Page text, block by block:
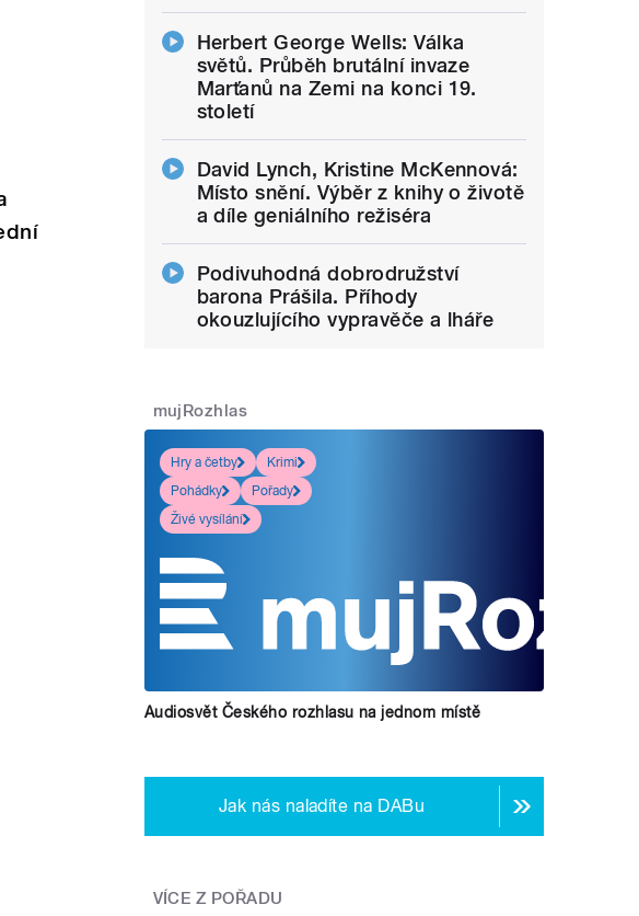
Herbert George Wells: Válka
světů. Průběh brutální invaze
Marťanů na Zemi na konci 19.
století
David Lynch, Kristine McKennová:
Místo snění. Výběr z knihy o životě
a díle geniálního režiséra
Podivuhodná dobrodružství
barona Prášila. Příhody
okouzlujícího vypravěče a lháře
mujRozhlas
Hry a četby
Krimi
Pohádky
Pořady
Živé vysílání
Audiosvět Českého rozhlasu na jednom místě
Jak nás naladíte na DABu
VÍCE Z POŘADU